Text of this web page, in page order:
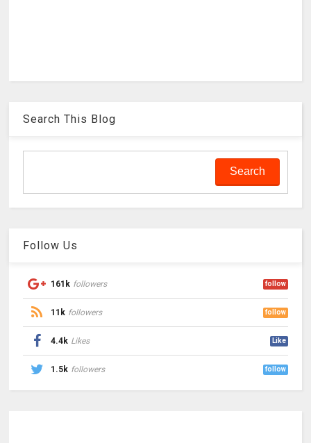
Search This Blog
Follow Us
161k followers follow
11k followers follow
4.4k Likes Like
1.5k followers follow